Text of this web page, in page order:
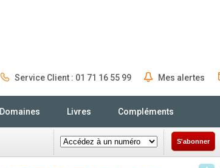
Service Client : 01 71 16 55 99 Mes alertes
Domaines Livres Compléments
S'abonner